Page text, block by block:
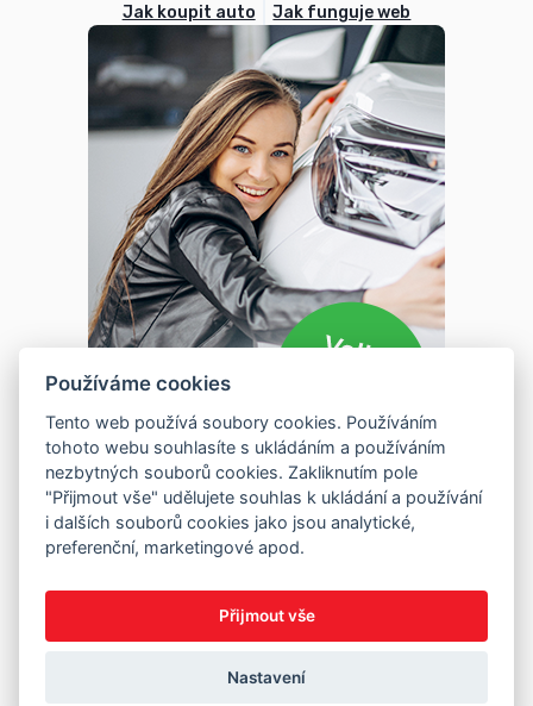
Jak koupit auto Jak funguje web
Používáme cookies
Tento web používá soubory cookies. Používáním
tohoto webu souhlasíte s ukládáním a používáním
nezbytných souborů cookies. Zakliknutím pole
"Přijmout vše" udělujete souhlas k ukládání a používání
i dalších souborů cookies jako jsou analytické,
preferenční, marketingové apod.
Přijmout vše
Nastavení